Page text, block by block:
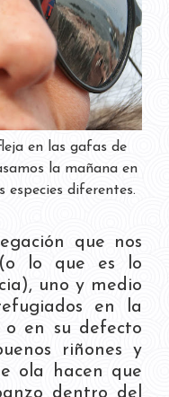
en las gafas de
la mañana en
especies diferentes.
que nos
lo que es lo
uno y medio
en la
en su defecto
riñones y
ola hacen que